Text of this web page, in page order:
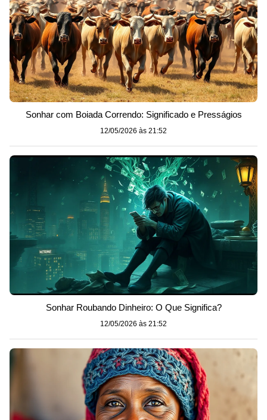
Sonhar com Boiada Correndo: Significado e Presságios
12/05/2026 às 21:52
Sonhar Roubando Dinheiro: O Que Significa?
12/05/2026 às 21:52